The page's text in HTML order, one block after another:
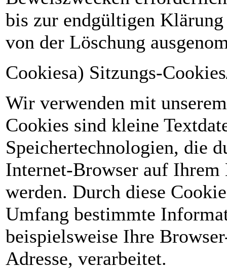
bis zur endgültigen
von der Löschung
Cookiesa) Sitzungs-
Wir verwenden mit
Cookies sind kleine
Speichertechnologien, die
Internet-Browser auf Ihrem
werden. Durch diese
Umfang bestimmte
beispielsweise Ihre
Adresse, verarbeitet.